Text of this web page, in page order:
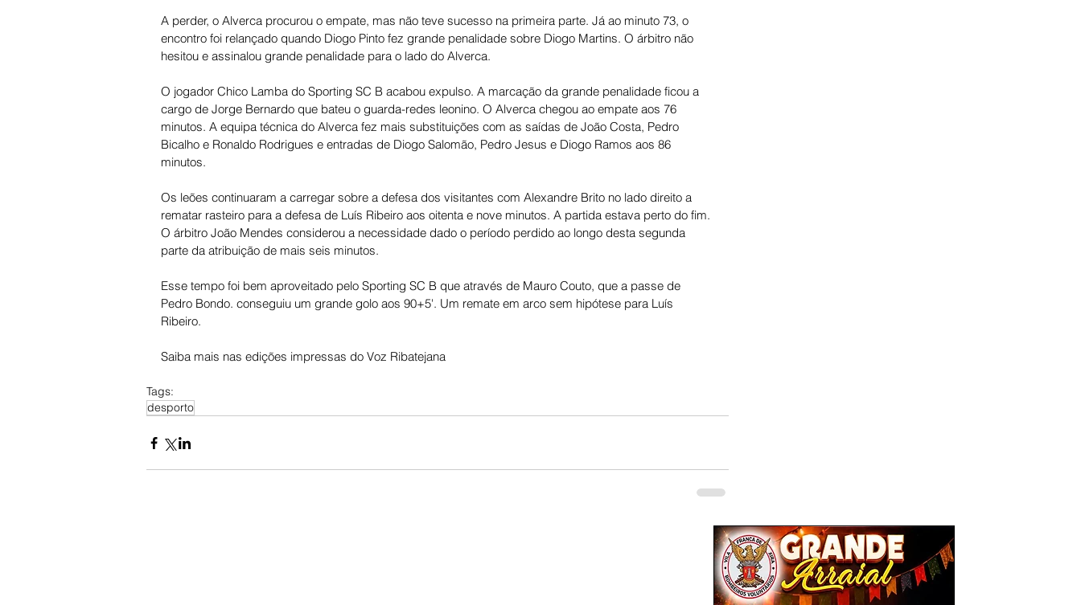
A perder, o Alverca procurou o empate, mas não teve sucesso na primeira parte. Já ao minuto 73, o
encontro foi relançado quando Diogo Pinto fez grande penalidade sobre Diogo Martins. O árbitro não
hesitou e assinalou grande penalidade para o lado do Alverca.
O jogador Chico Lamba do Sporting SC B acabou expulso. A marcação da grande penalidade ficou a
cargo de Jorge Bernardo que bateu o guarda-redes leonino. O Alverca chegou ao empate aos 76
minutos. A equipa técnica do Alverca fez mais substituições com as saídas de João Costa, Pedro
Bicalho e Ronaldo Rodrigues e entradas de Diogo Salomão, Pedro Jesus e Diogo Ramos aos 86
minutos.
Os leões continuaram a carregar sobre a defesa dos visitantes com Alexandre Brito no lado direito a
rematar rasteiro para a defesa de Luís Ribeiro aos oitenta e nove minutos. A partida estava perto do fim.
O árbitro João Mendes considerou a necessidade dado o período perdido ao longo desta segunda
parte da atribuição de mais seis minutos.
Esse tempo foi bem aproveitado pelo Sporting SC B que através de Mauro Couto, que a passe de
Pedro Bondo. conseguiu um grande golo aos 90+5'. Um remate em arco sem hipótese para Luís
Ribeiro.
Saiba mais nas edições impressas do Voz Ribatejana
Tags:
desporto